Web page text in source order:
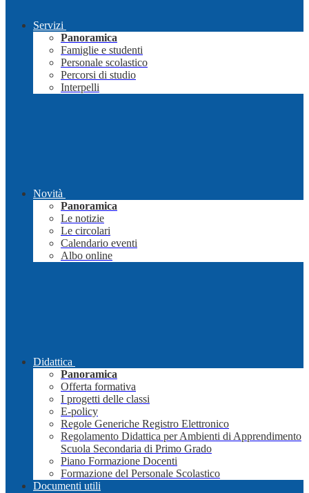
Servizi
Panoramica
Famiglie e studenti
Personale scolastico
Percorsi di studio
Interpelli
Novità
Panoramica
Le notizie
Le circolari
Calendario eventi
Albo online
Didattica
Panoramica
Offerta formativa
I progetti delle classi
E-policy
Regole Generiche Registro Elettronico
Regolamento Didattica per Ambienti di Apprendimento
Scuola Secondaria di Primo Grado
Piano Formazione Docenti
Formazione del Personale Scolastico
Documenti utili